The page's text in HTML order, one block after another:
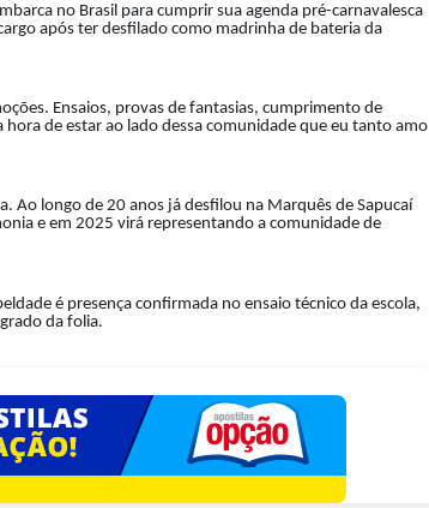
no Brasil para cumprir sua agenda pré-carnavalesca
após ter desfilado como madrinha de bateria da
Ensaios, provas de fantasias, cumprimento de
de estar ao lado dessa comunidade que eu tanto amo
Ao longo de 20 anos já desfilou na Marquês de Sapucaí
e em 2025 virá representando a comunidade de
é presença confirmada no ensaio técnico da escola,
da folia.